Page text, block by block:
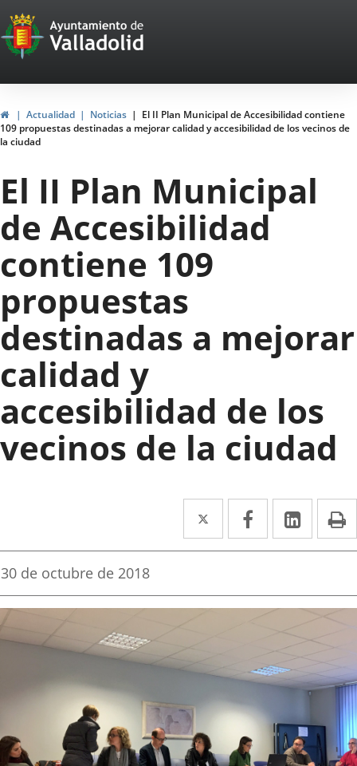
Portal
Web
del
Ayuntamiento
de
Valladolid
InicioActualidad Noticias
El II Plan Municipal de Accesibilidad contiene
109 propuestas destinadas a mejorar calidad y accesibilidad de los vecinos de
la ciudad
El II Plan Municipal
de Accesibilidad
contiene 109
propuestas
destinadas a mejorar
calidad y
accesibilidad de los
vecinos de la ciudad
Twitter
Enlace
a
aplicación
Facebook
Enlace
a
aplicación
Enlace
a
Fecha
la
noticia
30 de octubre de 2018